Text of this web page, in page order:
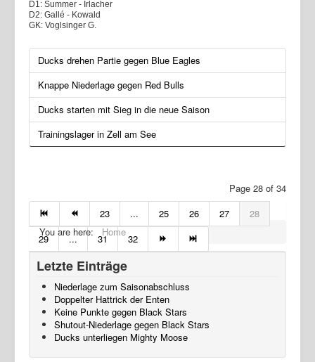
D1: Summer - Irlacher
D2: Gallé - Kowald
GK: Voglsinger G.
Ducks drehen Partie gegen Blue Eagles
Knappe Niederlage gegen Red Bulls
Ducks starten mit Sieg in die neue Saison
Trainingslager in Zell am See
Page 28 of 34
23
... 25 26 27
28
29
... 31 32
You are here: Home
Letzte Einträge
Niederlage zum Saisonabschluss
Doppelter Hattrick der Enten
Keine Punkte gegen Black Stars
Shutout-Niederlage gegen Black Stars
Ducks unterliegen Mighty Moose